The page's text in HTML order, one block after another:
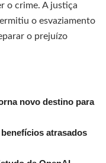
o crime. A justiça
o esvaziamento
o prejuízo
novo destino para
atrasados